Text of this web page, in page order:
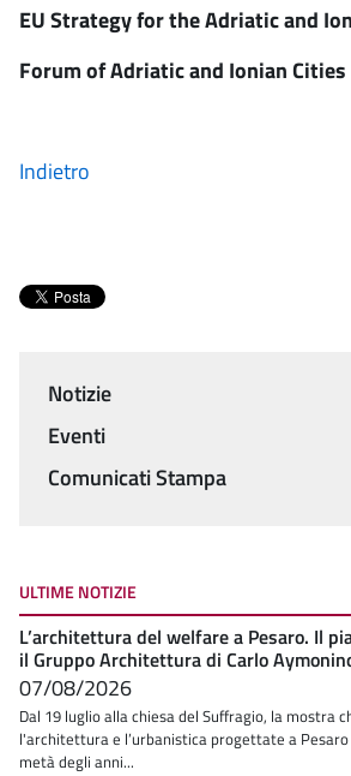
EU Strategy for the Adriatic and
Forum of Adriatic and Ionian Cities
Indietro
Menu
Notizie
Eventi
Comunicati Stampa
ULTIME NOTIZIE
L’architettura del welfare a Pesaro. Il
il Gruppo Architettura di Carlo
07/08/2026
Dal 19 luglio alla chiesa del Suffragio, la mostra
l'architettura e l’urbanistica progettate a
metà degli anni...